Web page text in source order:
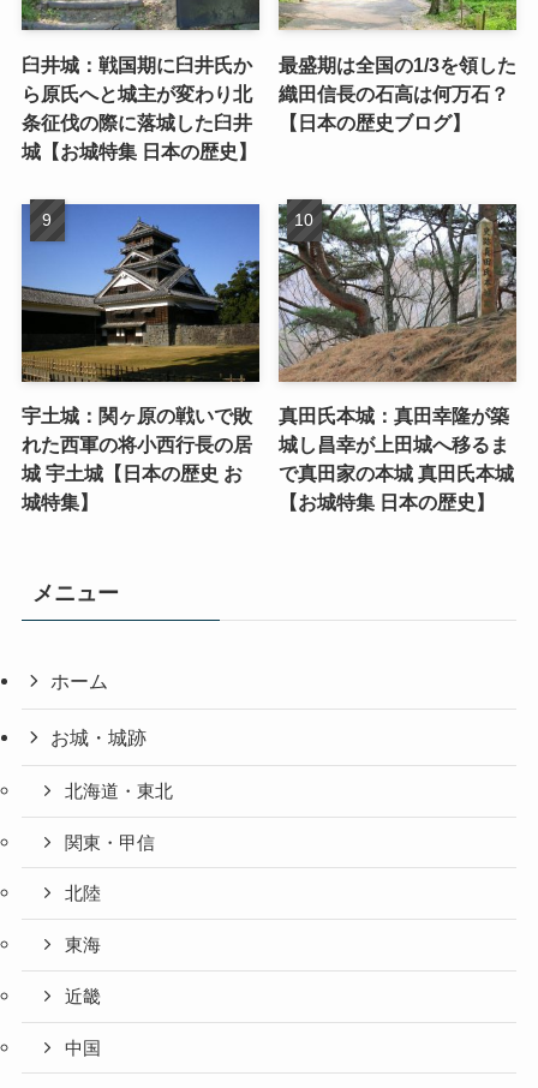
臼井城：戦国期に臼井氏か
ら原氏へと城主が変わり北
条征伐の際に落城した臼井
城【お城特集 日本の歴史】
最盛期は全国の1/3を領した
織田信長の石高は何万石？
【日本の歴史ブログ】
宇土城：関ヶ原の戦いで敗
れた西軍の将小西行長の居
城 宇土城【日本の歴史 お
城特集】
真田氏本城：真田幸隆が築
城し昌幸が上田城へ移るま
で真田家の本城 真田氏本城
【お城特集 日本の歴史】
メニュー
ホーム
お城・城跡
北海道・東北
関東・甲信
北陸
東海
近畿
中国